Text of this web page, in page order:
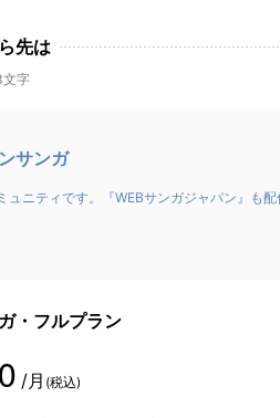
先は
字
サンガ
ュニティです。『WEBサンガジャパン』も
・フルプラン
/月 (税込)